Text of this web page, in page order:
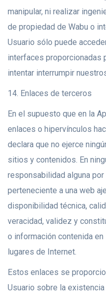
manipular, ni realizar
de propiedad de Wabu o
Usuario sólo puede
interfaces proporcionadas
intentar interrumpir
14. Enlaces de terceros
En el supuesto que en la
enlaces o hipervínculos
declara que no ejerce
sitios y contenidos. En
responsabilidad alguna
perteneciente a una web
disponibilidad técnica,
veracidad, validez y
o información contenida
lugares de Internet.
Estos enlaces se
Usuario sobre la